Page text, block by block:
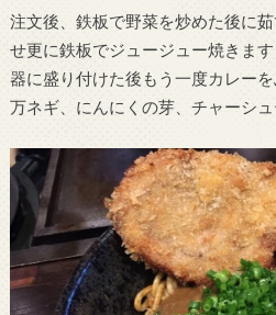
注文後、鉄板で野菜を炒めた後に
せ更に鉄板でジュージュー焼きます
器に盛り付けた後もう一度カレーを
万ネギ、にんにくの芽、チャーシ